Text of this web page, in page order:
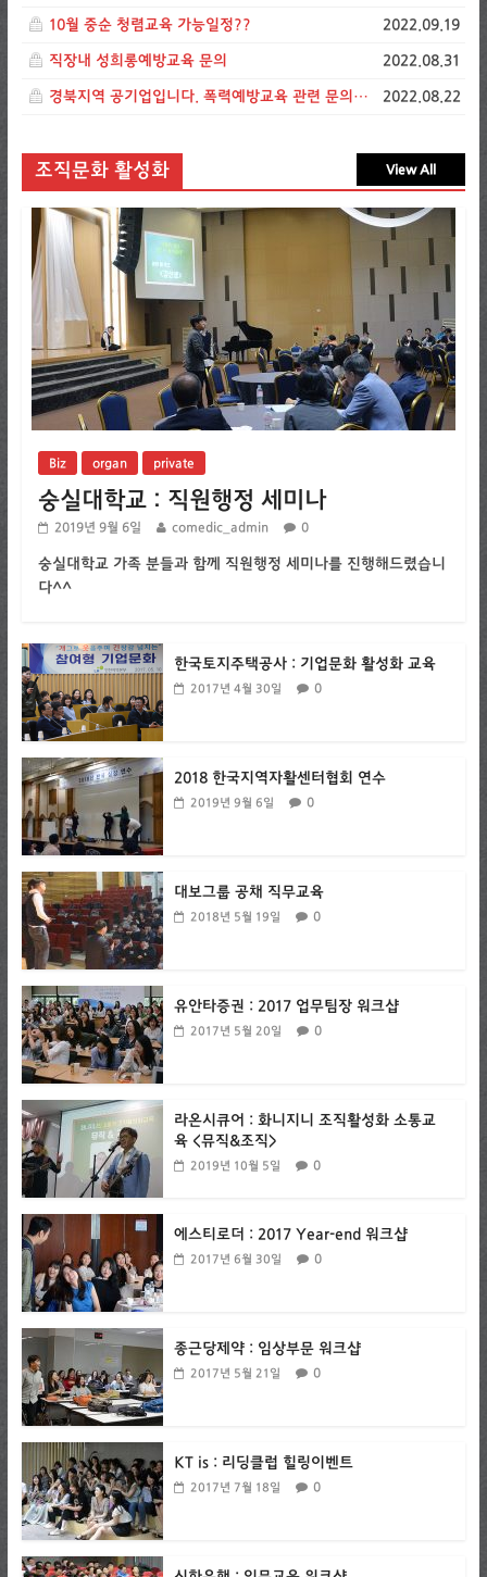
10월 중순 청렴교육 가능일정?? 2022.09.19
직장내 성희롱예방교육 문의 2022.08.31
경북지역 공기업입니다. 폭력예방교육 관련 문의드립니다. 2022.08.22
조직문화 활성화 View All
Biz organ private
숭실대학교 : 직원행정 세미나
2019년 9월 6일 comedic_admin 0
숭실대학교 가족 분들과 함께 직원행정 세미나를 진행해드렸습니
다^^
한국토지주택공사 : 기업문화 활성화 교육
2017년 4월 30일 0
2018 한국지역자활센터협회 연수
2019년 9월 6일 0
대보그룹 공채 직무교육
2018년 5월 19일 0
유안타증권 : 2017 업무팀장 워크샵
2017년 5월 20일 0
라온시큐어 : 화니지니 조직활성화 소통교
육 <뮤직&조직>
2019년 10월 5일 0
에스티로더 : 2017 Year-end 워크샵
2017년 6월 30일 0
종근당제약 : 임상부문 워크샵
2017년 5월 21일 0
KT is : 리딩클럽 힐링이벤트
2017년 7월 18일 0